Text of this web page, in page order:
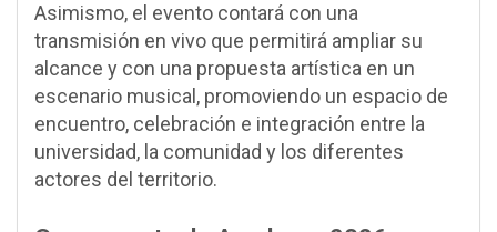
Asimismo, el evento contará con una
transmisión en vivo que permitirá ampliar su
alcance y con una propuesta artística en un
escenario musical, promoviendo un espacio de
encuentro, celebración e integración entre la
universidad, la comunidad y los diferentes
actores del territorio.